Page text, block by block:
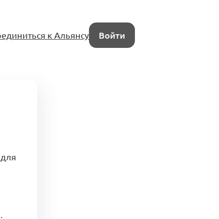
к Альянсу Войти